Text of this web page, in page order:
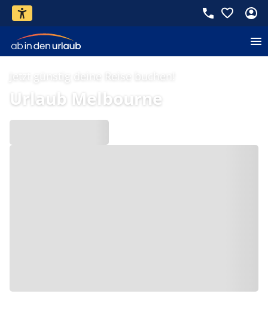
Jetzt günstig deine Reise buchen!
Urlaub Melbourne